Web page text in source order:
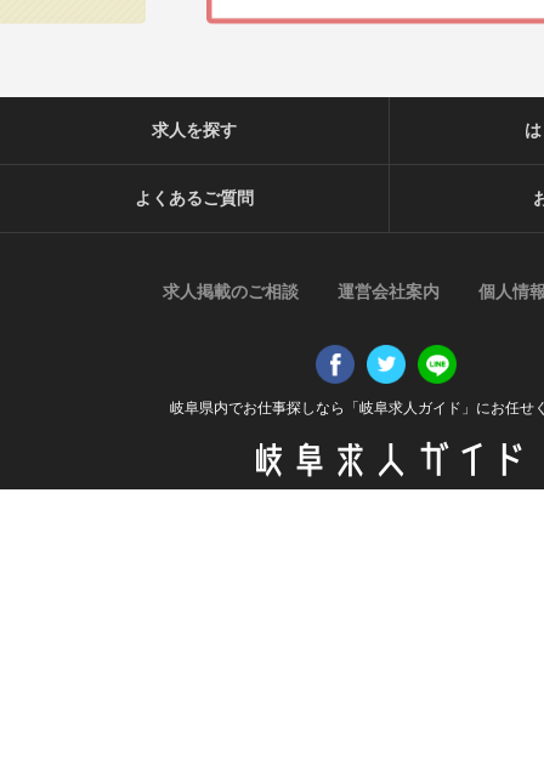
岐阜県内でお仕事探しなら「岐阜求人ガイド」にお任せ
求人を探す
よくあるご質問
求人掲載のご相談 運営会社案内 個人情